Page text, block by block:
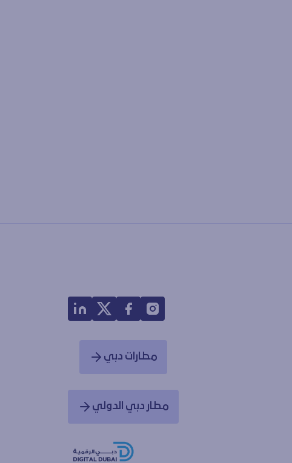
مطارات دبي
Opens in a new window
مطار دبي الدولي
Opens in a new window